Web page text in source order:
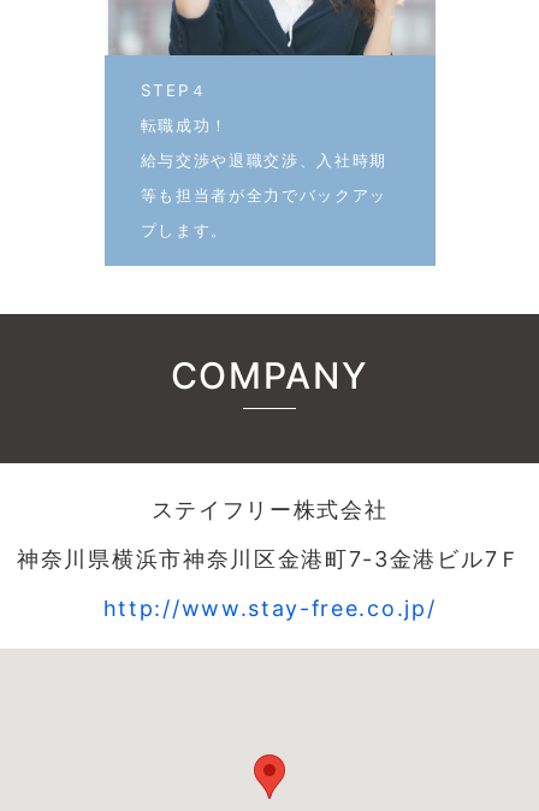
STEP４
転職成功！
給与交渉や退職交渉、入社時期
等も担当者が全力でバックアッ
プします。
COMPANY
ステイフリー株式会社
神奈川県横浜市神奈川区金港町7-3金港ビル7Ｆ
http://www.stay-free.co.jp/